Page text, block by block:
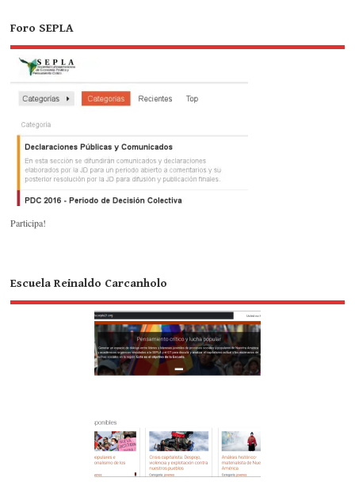
Foro SEPLA
Participa!
Escuela Reinaldo Carcanholo